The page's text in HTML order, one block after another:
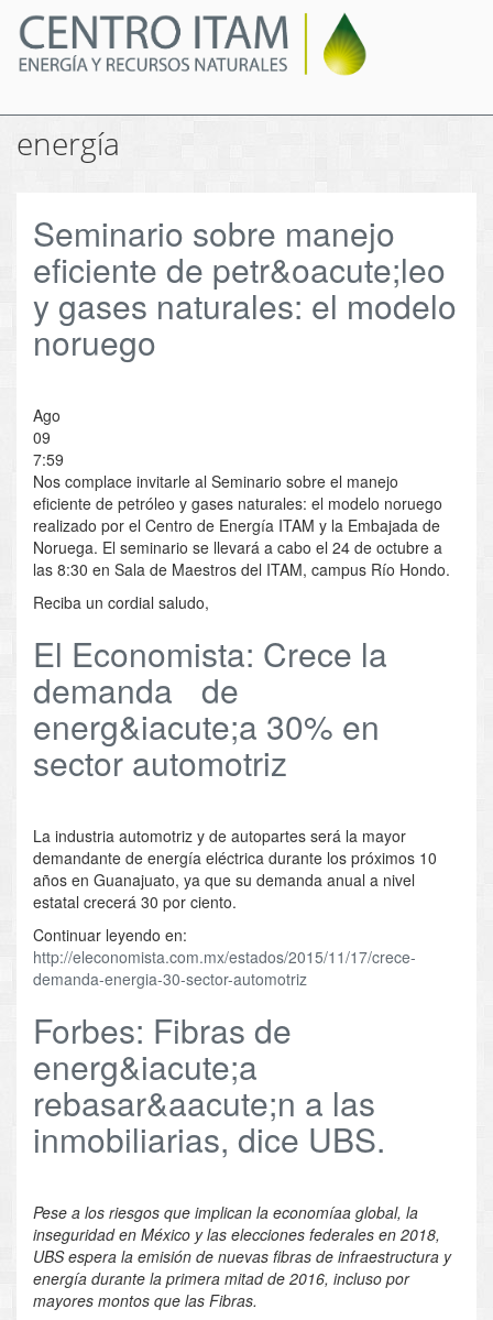
Pasar
contenido
principal
energía
Seminario sobre manejo
eficiente de petr&oacute;leo
y gases naturales: el modelo
noruego
Ago
09
7:59
Nos complace invitarle al Seminario sobre el manejo
eficiente de petróleo y gases naturales: el modelo noruego
realizado por el Centro de Energía ITAM y la Embajada de
Noruega. El seminario se llevará a cabo el 24 de octubre a
las 8:30 en Sala de Maestros del ITAM, campus Río Hondo.
Reciba un cordial saludo,
El Economista: Crece la
demanda de
energ&iacute;a 30% en
sector automotriz
La industria automotriz y de autopartes será la mayor
demandante de energía eléctrica durante los próximos 10
años en Guanajuato, ya que su demanda anual a nivel
estatal crecerá 30 por ciento.
Continuar leyendo en:
http://eleconomista.com.mx/estados/2015/11/17/crece-
demanda-energia-30-sector-automotriz
Forbes: Fibras de
energ&iacute;a
rebasar&aacute;n a las
inmobiliarias, dice UBS.
Pese a los riesgos que implican la economíaa global, la
inseguridad en México y las elecciones federales en 2018,
UBS espera la emisión de nuevas fibras de infraestructura y
energía durante la primera mitad de 2016, incluso por
mayores montos que las Fibras.